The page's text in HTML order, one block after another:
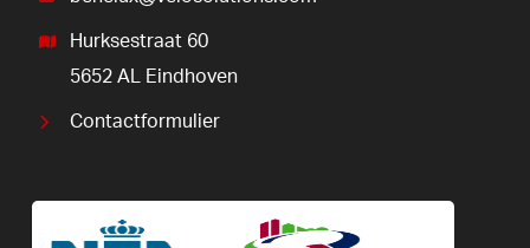
Hurksestraat 60
5652 AL Eindhoven
Contactformulier